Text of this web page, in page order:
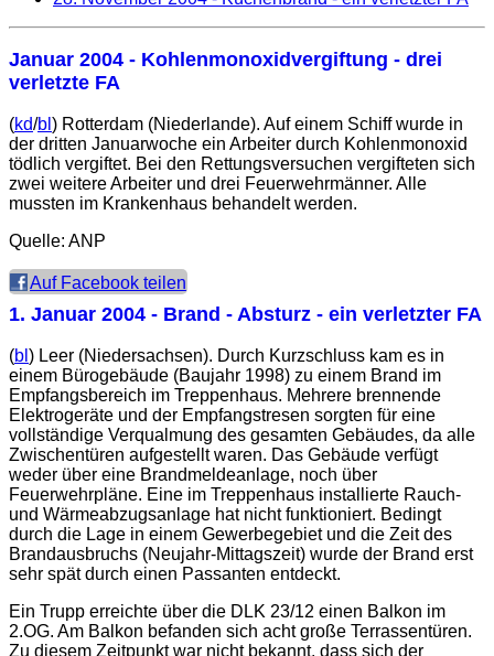
Januar 2004 - Kohlenmonoxidvergiftung - drei
verletzte FA
(kd/bl ) Rotterdam (Niederlande). Auf einem Schiff wurde in
der dritten Januarwoche ein Arbeiter durch Kohlenmonoxid
tödlich vergiftet. Bei den Rettungsversuchen vergifteten sich
zwei weitere Arbeiter und drei Feuerwehrmänner. Alle
mussten im Krankenhaus behandelt werden.
Quelle: ANP
Auf Facebook teilen
1. Januar 2004 - Brand - Absturz - ein verletzter FA
(bl ) Leer (Niedersachsen). Durch Kurzschluss kam es in
einem Bürogebäude (Baujahr 1998) zu einem Brand im
Empfangsbereich im Treppenhaus. Mehrere brennende
Elektrogeräte und der Empfangstresen sorgten für eine
vollständige Verqualmung des gesamten Gebäudes, da alle
Zwischentüren aufgestellt waren. Das Gebäude verfügt
weder über eine Brandmeldeanlage, noch über
Feuerwehrpläne. Eine im Treppenhaus installierte Rauch-
und Wärmeabzugsanlage hat nicht funktioniert. Bedingt
durch die Lage in einem Gewerbegebiet und die Zeit des
Brandausbruchs (Neujahr-Mittagszeit) wurde der Brand erst
sehr spät durch einen Passanten entdeckt.
Ein Trupp erreichte über die DLK 23/12 einen Balkon im
2.OG. Am Balkon befanden sich acht große Terrassentüren.
Zu diesem Zeitpunkt war nicht bekannt, dass sich der